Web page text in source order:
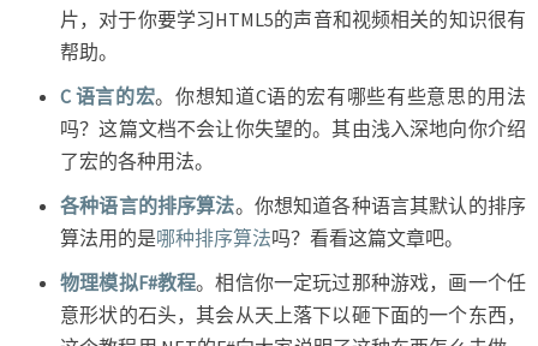
片，对于你要学习HTML5的声音和视频相关的知识很有
帮助。
C 语言的宏。你想知道C语的宏有哪些有些意思的用法
吗？这篇文档不会让你失望的。其由浅入深地向你介绍
了宏的各种用法。
各种语言的排序算法。你想知道各种语言其默认的排序
算法用的是哪种排序算法吗？看看这篇文章吧。
物理模拟F#教程。相信你一定玩过那种游戏，画一个任
意形状的石头，其会从天上落下以砸下面的一个东西，